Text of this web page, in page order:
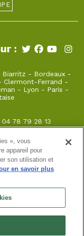
:
Biarritz - Bordeaux -
Clermont-Ferrand -
- Lyon - Paris -
04 78 79 28 13
Lyon
pratiques
», vous
appareil pour
son utilisation et
en savoir plus